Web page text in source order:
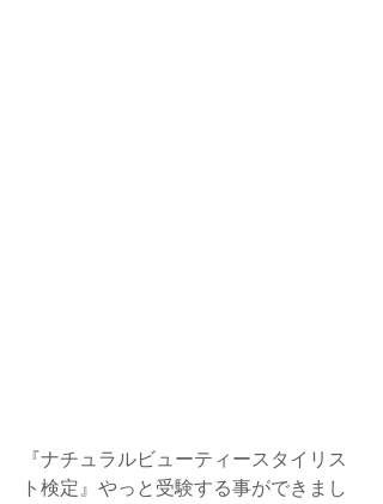
『ナチュラルビューティースタイリス
ト検定』やっと受験する事ができまし